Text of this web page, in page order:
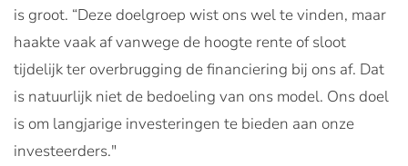
is groot. “Deze doelgroep wist ons wel te vinden, maar
haakte vaak af vanwege de hoogte rente of sloot
tijdelijk ter overbrugging de financiering bij ons af. Dat
is natuurlijk niet de bedoeling van ons model. Ons doel
is om langjarige investeringen te bieden aan onze
investeerders."